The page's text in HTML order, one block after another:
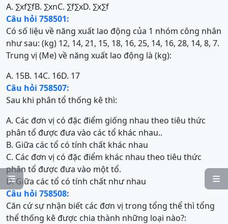


A. ∑xf∑fB. ∑xnC. ∑f∑xD. ∑x∑f
Câu hỏi 758501:
Có số liệu về năng xuất lao động của 1 nhóm công nhân
như sau: (kg) 12, 14, 21, 15, 18, 16, 25, 14, 16, 28, 14, 8, 7.
Trung vị (Me) về năng xuất lao động là (kg):
A. 15B. 14C. 16D. 17
Câu hỏi 758507:
Sau khi phân tổ thống kê thì:
A. Các đơn vị có đặc điểm giống nhau theo tiêu thức
phân tổ được đưa vào các tổ khác nhau..
B. Giữa các tổ có tính chất khác nhau
C. Các đơn vị có đặc điểm khác nhau theo tiêu thức
phân tổ được đưa vào một tổ.
D. Giữa các tổ có tính chất như nhau
Câu hỏi 758508:
Căn cứ sự nhận biết các đơn vị trong tổng thể thì tổng
thể thống kê được chia thành những loại nào?: